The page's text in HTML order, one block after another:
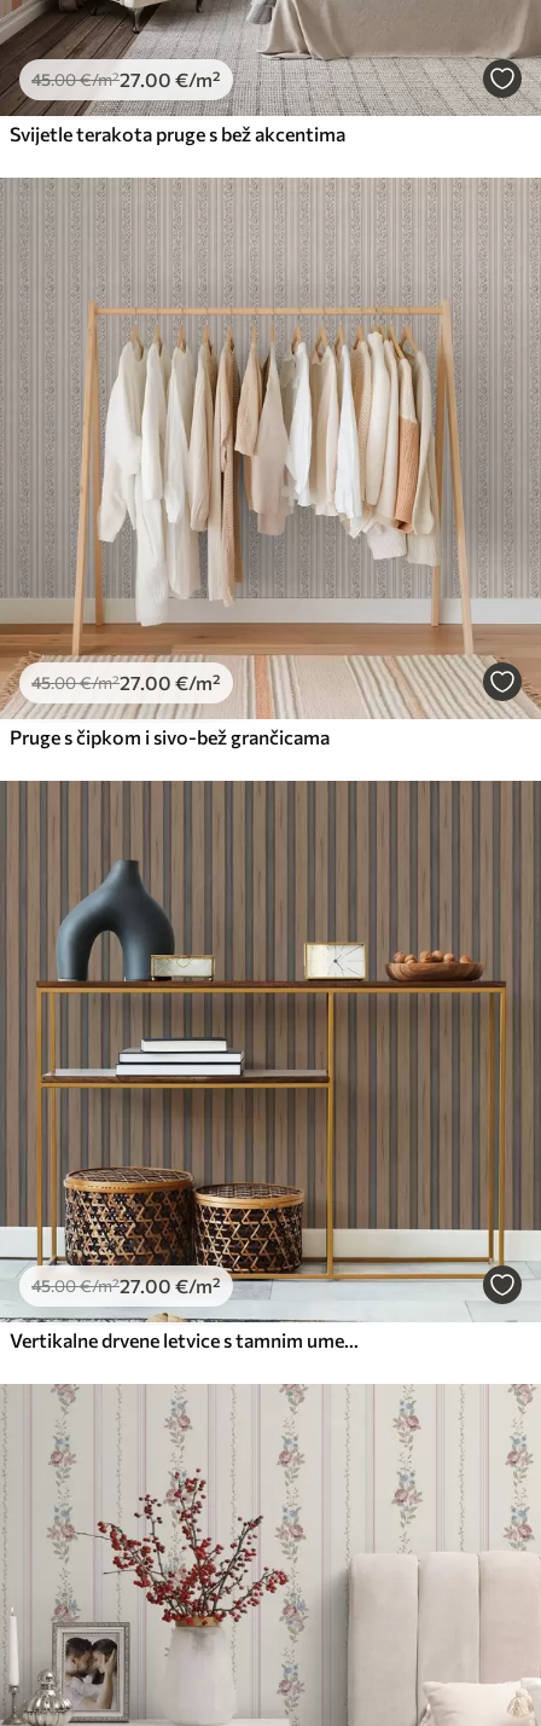
45.00€/m²27.00 €/m²
Svijetle terakota pruge s bež akcentima
45.00€/m²27.00 €/m²
Pruge s čipkom i sivo-bež grančicama
45.00€/m²27.00 €/m²
Vertikalne drvene letvice s tamnim umetcima